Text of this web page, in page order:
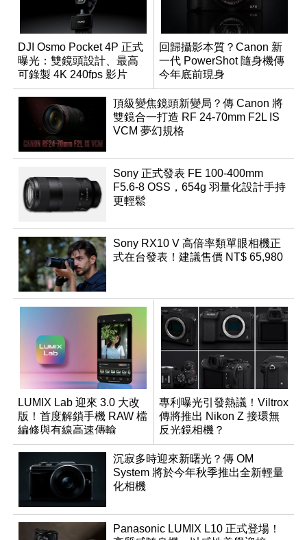
DJI Osmo Pocket 4P 正式
曝光：雙鏡頭設計、最高
可錄製 4K 240fps 影片
回歸攝影本質？Canon 新
一代 PowerShot 隨身機傳
今年底前現身
頂級變焦鏡頭新變局？傳 Canon 將
雙鏡合一打造 RF 24-70mm F2L IS
VCM 夢幻規格
Sony 正式發表 FE 100-400mm
F5.6-8 OSS，654g 羽量化設計手持
更輕鬆
Sony RX10 V 高倍率類單眼相機正
式在台發表！建議售價 NT$ 65,980
LUMIX Lab 迎來 3.0 大改
版！首度解鎖手機 RAW 檔
編修與有線高速傳輸
專利曝光引發熱議！Viltrox
傳將推出 Nikon Z 接環無
反光鏡相機？
沉寂多時迎來新曙光？傳 OM
System 將於今年秋季推出全新輕量
化相機
Panasonic LUMIX L10 正式登場！